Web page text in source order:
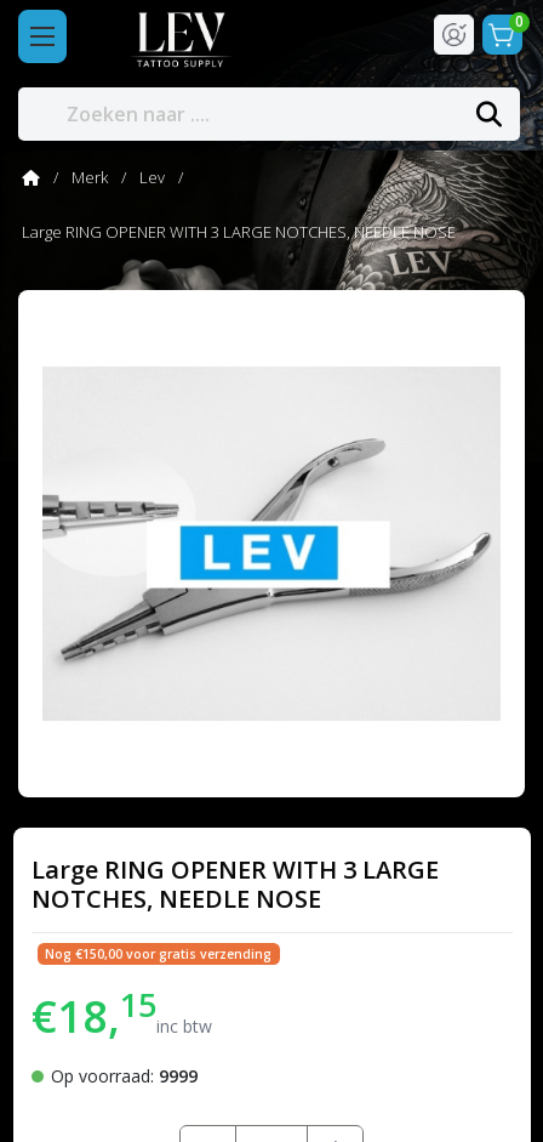
0
Merk Lev
Large RING OPENER WITH 3 LARGE NOTCHES, NEEDLE NOSE
Large RING OPENER WITH 3 LARGE
NOTCHES, NEEDLE NOSE
Nog €150,00 voor gratis verzending
€18,15inc btw
Op voorraad: 9999